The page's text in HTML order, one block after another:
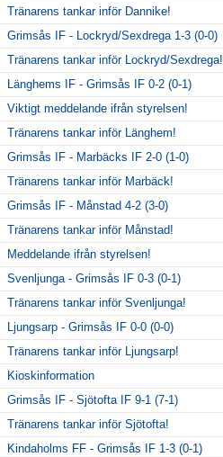
Tränarens tankar inför Dannike!
Grimsås IF - Lockryd/Sexdrega 1-3 (0-0)
Tränarens tankar inför Lockryd/Sexdrega!
Länghems IF - Grimsås IF 0-2 (0-1)
Viktigt meddelande ifrån styrelsen!
Tränarens tankar inför Länghem!
Grimsås IF - Marbäcks IF 2-0 (1-0)
Tränarens tankar inför Marbäck!
Grimsås IF - Månstad 4-2 (3-0)
Tränarens tankar inför Månstad!
Meddelande ifrån styrelsen!
Svenljunga - Grimsås IF 0-3 (0-1)
Tränarens tankar inför Svenljunga!
Ljungsarp - Grimsås IF 0-0 (0-0)
Tränarens tankar inför Ljungsarp!
Kioskinformation
Grimsås IF - Sjötofta IF 9-1 (7-1)
Tränarens tankar inför Sjötofta!
Kindaholms FF - Grimsås IF 1-3 (0-1)